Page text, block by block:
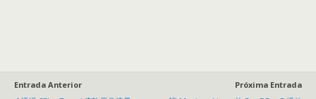
Entrada Anterior
Próxima Entrada